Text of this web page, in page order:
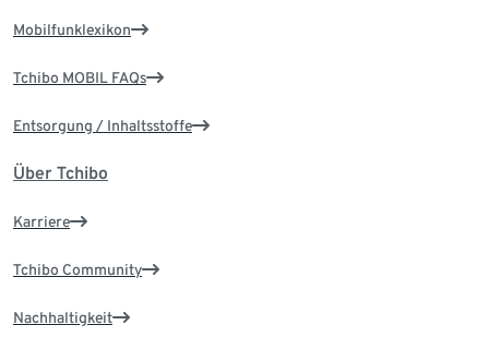
Mobilfunklexikon
Tchibo MOBIL FAQs
Entsorgung / Inhaltsstoffe
Über Tchibo
Karriere
Tchibo Community
Nachhaltigkeit